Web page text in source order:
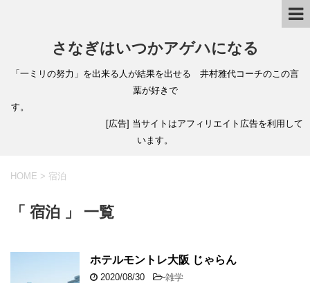
さなぎはいつかアゲハになる
「一ミリの努力」を出来る人が結果を出せる 井村雅代コーチのこの言
葉が好きで
す。
[広告] 当サイトはアフィリエイト広告を利用して
います。
HOME > 宿泊
「 宿泊 」 一覧
ホテルモントレ大阪 じゃらん
2020/08/30 -雑学